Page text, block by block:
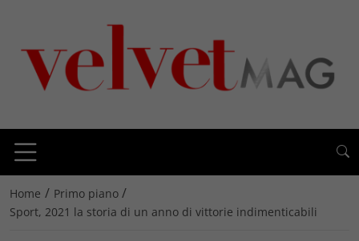
Home / Primo piano /
Sport, 2021 la storia di un anno di vittorie indimenticabili